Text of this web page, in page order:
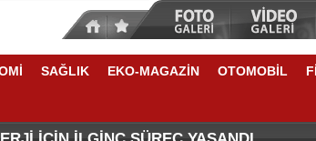
SAĞLIK EKO-MAGAZİN OTOMOBİL
NELER VAR
YÜKSELME VAR